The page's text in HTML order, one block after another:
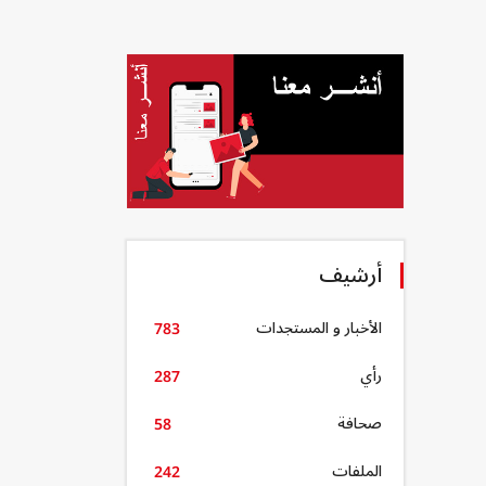
أرشيف
الأخبار و المستجدات
783
رأي
287
صحافة
58
الملفات
242